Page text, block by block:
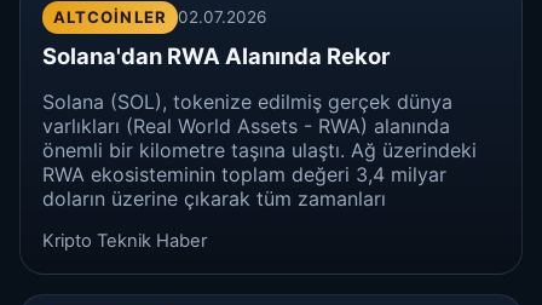
ALTCOINLER 02.07.2026
Solana'dan RWA Alanında Rekor
Solana (SOL), tokenize edilmiş gerçek dünya
varlıkları (Real World Assets - RWA) alanında
önemli bir kilometre taşına ulaştı. Ağ üzerindeki
RWA ekosisteminin toplam değeri 3,4 milyar
doların üzerine çıkarak tüm zamanları
Kripto Teknik Haber